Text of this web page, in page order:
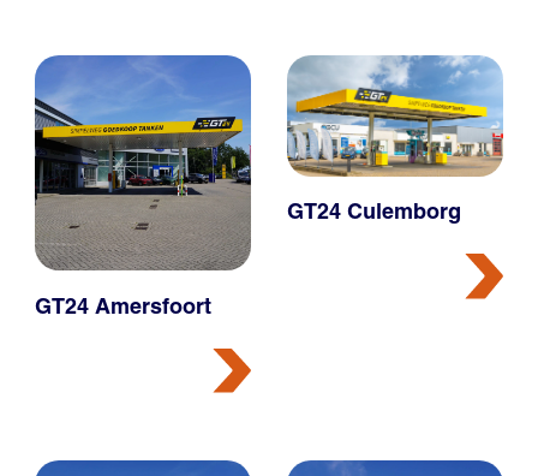
GT24 Amersfoort
GT24 Culemborg